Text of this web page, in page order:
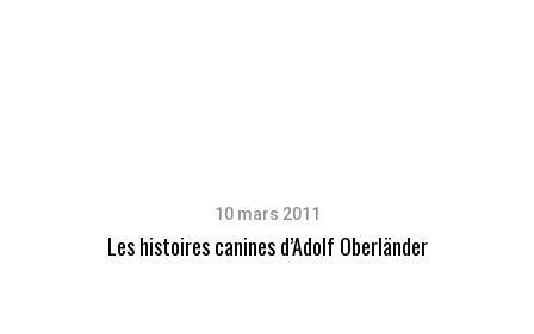
10 mars 2011
Les histoires canines d’Adolf Oberländer